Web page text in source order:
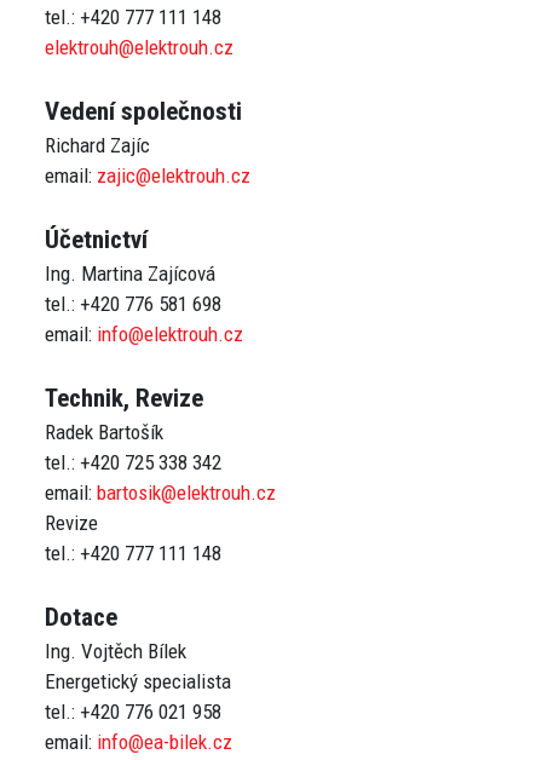
elektrouh@elektrouh.cz
Vedení společnosti
Richard Zajíc
email: zajic@elektrouh.cz
Účetnictví
Ing. Martina Zajícová
tel.: +420 776 581 698
email: info@elektrouh.cz
Technik, Revize
Radek Bartošík
tel.: +420 725 338 342
email:bartosik@elektrouh.cz
Revize
Dotace
Ing. Vojtěch Bílek
Energetický specialista
tel.: +420 776 021 958
email: info@ea-bilek.cz